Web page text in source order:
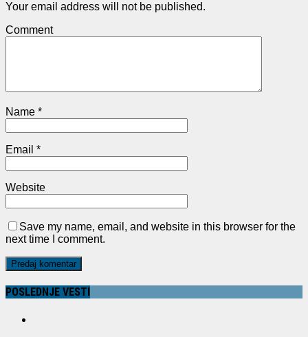
Your email address will not be published.
Comment
Name *
Email *
Website
Save my name, email, and website in this browser for the
next time I comment.
POSLEDNJE VESTI